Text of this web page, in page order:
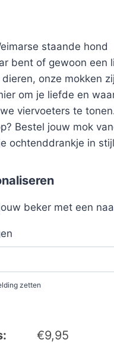
staande hond
bent of gewoon een
onze mokken
om je liefde en
viervoeters te
Bestel jouw mok
ochtenddrankje in
beker met een
zetten
€9,95